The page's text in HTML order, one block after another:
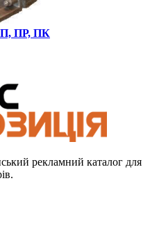
ПР, ПК
рекламний каталог для